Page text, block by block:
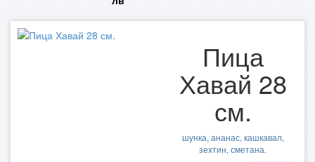
Пица
Хавай 28
см.
шунка, ананас, кашкавал,
зехтин, сметана.